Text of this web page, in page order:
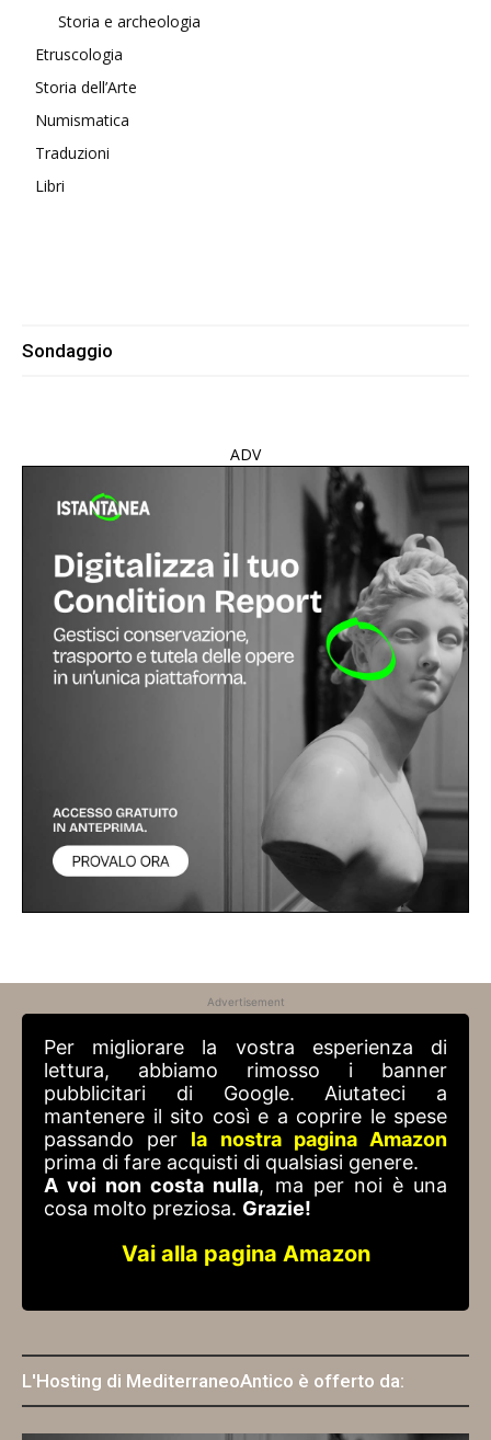
Storia e archeologia
Etruscologia
Storia dell’Arte
Numismatica
Traduzioni
Libri
Sondaggio
ADV
Advertisement
Per migliorare la vostra esperienza di
lettura, abbiamo rimosso i banner
pubblicitari di Google. Aiutateci a
mantenere il sito così e a coprire le spese
passando per la nostra pagina Amazon
prima di fare acquisti di qualsiasi genere.
A voi non costa nulla, ma per noi è una
cosa molto preziosa. Grazie!
Vai alla pagina Amazon
L'Hosting di MediterraneoAntico è offerto da: